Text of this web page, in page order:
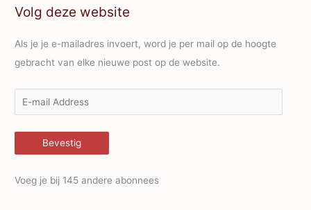
Volg deze website
Als je je e-mailadres invoert, word je per mail op de hoogte
gebracht van elke nieuwe post op de website.
-
m
a
Bevestig
Voeg je bij 145 andere abonnees